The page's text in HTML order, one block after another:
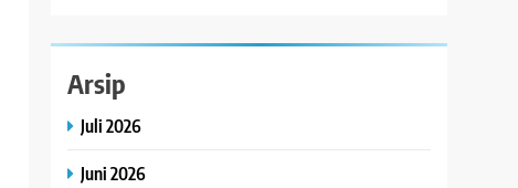
Arsip
Juli 2026
Juni 2026